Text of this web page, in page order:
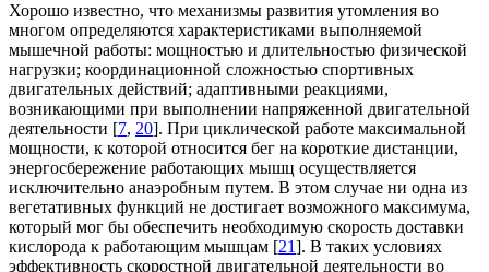
Хорошо известно, что механизмы развития утомления во
многом определяются характеристиками выполняемой
мышечной работы: мощностью и длительностью физической
нагрузки; координационной сложностью спортивных
двигательных действий; адаптивными реакциями,
возникающими при выполнении напряженной двигательной
деятельности [7, 20]. При циклической работе максимальной
мощности, к которой относится бег на короткие дистанции,
энергосбережение работающих мышц осуществляется
исключительно анаэробным путем. В этом случае ни одна из
вегетативных функций не достигает возможного максимума,
который мог бы обеспечить необходимую скорость доставки
кислорода к работающим мышцам [21]. В таких условиях
эффективность скоростной двигательной деятельности во